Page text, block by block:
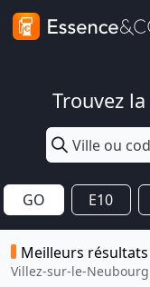
Trouvez
GO E10
Meilleurs résultats
Villez-sur-le-Neubourg